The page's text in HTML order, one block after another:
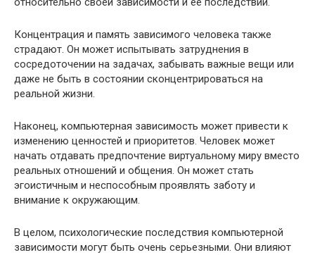
Концентрация и память зависимого человека также
страдают. Он может испытывать затруднения в
сосредоточении на задачах, забывать важные вещи или
даже не быть в состоянии сконцентрироваться на
реальной жизни.
Наконец, компьютерная зависимость может привести к
изменению ценностей и приоритетов. Человек может
начать отдавать предпочтение виртуальному миру вместо
реальных отношений и общения. Он может стать
эгоистичным и неспособным проявлять заботу и
внимание к окружающим.
В целом, психологические последствия компьютерной
зависимости могут быть очень серьезными. Они влияют